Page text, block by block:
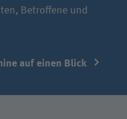
Betroffene und
auf einen Blick